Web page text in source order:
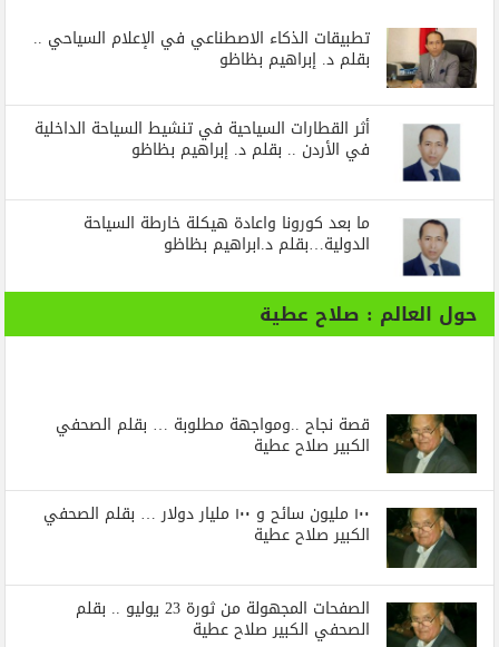
تطبيقات الذكاء الاصطناعي في الإعلام السياحي ..
بقلم د. إبراهيم بظاظو
أثر القطارات السياحية في تنشيط السياحة الداخلية
في الأردن .. بقلم د. إبراهيم بظاظو
ما بعد كورونا واعادة هيكلة خارطة السياحة
الدولية…بقلم د.ابراهيم بظاظو
حول العالم : صلاح عطية
قصة نجاح ..ومواجهة مطلوبة … بقلم الصحفي
الكبير صلاح عطية
١٠٠ مليون سائح و ١٠٠ مليار دولار … بقلم الصحفي
الكبير صلاح عطية
الصفحات المجهولة من ثورة 23 يوليو .. بقلم
الصحفي الكبير صلاح عطية